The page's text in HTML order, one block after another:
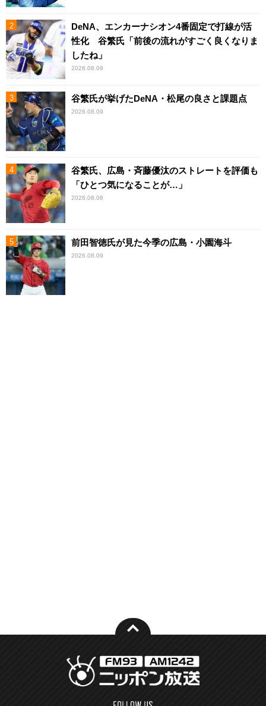
DeNA、エンカーナシオン4番固定で打線が活
性化 谷繁氏「前後の流れがすごく良くなりま
したね」
2026.08.09
谷繁氏が挙げたDeNA・松尾の良さと課題点
2026.08.09
谷繁氏、広島・斉藤優汰のストレートを評価も
「ひとつ気になることが…」
2026.08.08
前田智徳氏が見た今季の広島・小園海斗
2026.08.09